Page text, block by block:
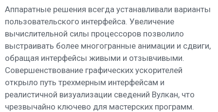
Аппаратные решения всегда устанавливали варианты
пользовательского интерфейса. Увеличение
вычислительной силы процессоров позволило
выстраивать более многогранные анимации и сдвиги,
обращая интерфейсы живыми и отзывчивыми.
Совершенствование графических ускорителей
открыло путь трехмерным интерфейсам и
реалистичной визуализации сведений Вулкан, что
чрезвычайно ключево для мастерских программ.